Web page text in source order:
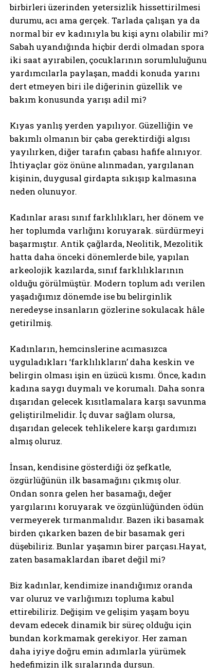
birbirleri üzerinden yetersizlik hissettirilmesi
durumu, acı ama gerçek. Tarlada çalışan ya da
normal bir ev kadınıyla bu kişi aynı olabilir mi?
Sabah uyandığında hiçbir derdi olmadan spora
iki saat ayırabilen, çocuklarının sorumluluğunu
yardımcılarla paylaşan, maddi konuda yarını
dert etmeyen biri ile diğerinin güzellik ve
bakım konusunda yarışı adil mi?
Kıyas yanlış yerden yapılıyor. Güzelliğin ve
bakımlı olmanın bir çaba gerektirdiği algısı
yayılırken, diğer tarafın çabası hafife alınıyor.
İhtiyaçlar göz önüne alınmadan, yargılanan
kişinin, duygusal girdapta sıkışıp kalmasına
neden olunuyor.
Kadınlar arası sınıf farklılıkları, her dönem ve
her toplumda varlığını koruyarak. sürdürmeyi
başarmıştır. Antik çağlarda, Neolitik, Mezolitik
hatta daha önceki dönemlerde bile, yapılan
arkeolojik kazılarda, sınıf farklılıklarının
olduğu görülmüştür. Modern toplum adı verilen
yaşadığımız dönemde ise bu belirginlik
neredeyse insanların gözlerine sokulacak hâle
getirilmiş.
Kadınların, hemcinslerine acımasızca
uyguladıkları ‘farklılıkların’ daha keskin ve
belirgin olması işin en üzücü kısmı. Önce, kadın
kadına saygı duymalı ve korumalı. Daha sonra
dışarıdan gelecek kısıtlamalara karşı savunma
geliştirilmelidir. İç duvar sağlam olursa,
dışarıdan gelecek tehlikelere karşı gardımızı
almış oluruz.
İnsan, kendisine gösterdiği öz şefkatle,
özgürlüğünün ilk basamağını çıkmış olur.
Ondan sonra gelen her basamağı, değer
yargılarını koruyarak ve özgünlüğünden ödün
vermeyerek tırmanmalıdır. Bazen iki basamak
birden çıkarken bazen de bir basamak geri
düşebiliriz. Bunlar yaşamın birer parçası.Hayat,
zaten basamaklardan ibaret değil mi?
Biz kadınlar, kendimize inandığımız oranda
var oluruz ve varlığımızı topluma kabul
ettirebiliriz. Değişim ve gelişim yaşam boyu
devam edecek dinamik bir süreç olduğu için
bundan korkmamak gerekiyor. Her zaman
daha iyiye doğru emin adımlarla yürümek
hedefimizin ilk sıralarında dursun.